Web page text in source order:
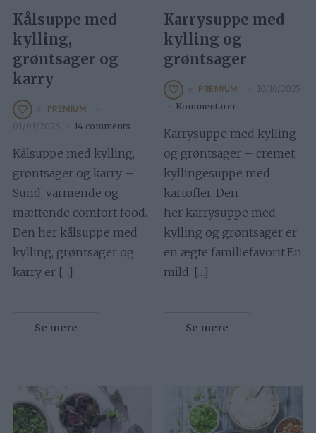
Kålsuppe med
kylling,
grøntsager og
karry
PREMIUM
01/01/2026 14 comments
Kålsuppe med kylling,
grøntsager og karry –
Sund, varmende og
mættende comfort food.
Den her kålsuppe med
kylling, grøntsager og
karry er […]
Se mere
Karrysuppe med
kylling og
grøntsager
PREMIUM
10/10/2025
Kommentarer
Karrysuppe med kylling
og grøntsager – cremet
kyllingesuppe med
kartofler. Den
her karrysuppe med
kylling og grøntsager er
en ægte familiefavorit.En
mild, […]
Se mere